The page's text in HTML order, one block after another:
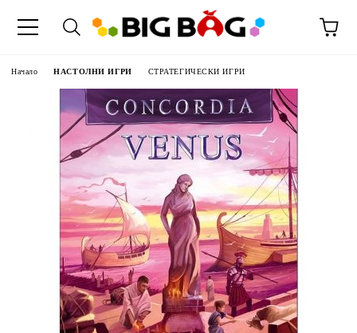
Начало НАСТОЛНИ ИГРИ СТРАТЕГИЧЕСКИ ИГРИ